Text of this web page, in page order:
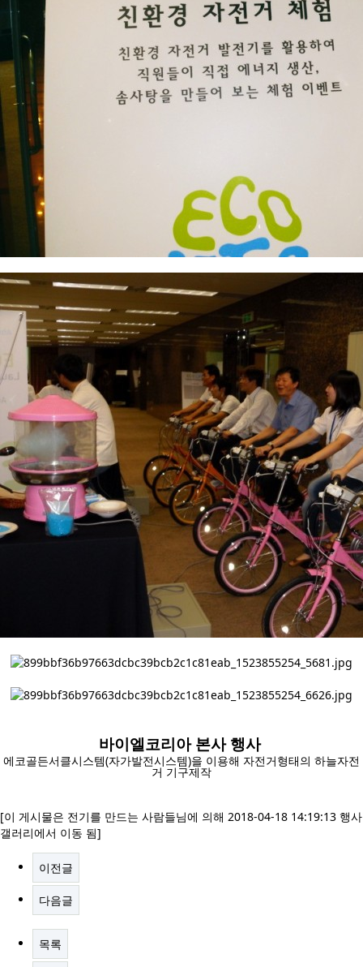
바이엘코리아 본사 행사
에코골든서클시스템(자가발전시스템)을 이용해 자전거형태의 하늘자전
거 기구제작
[이 게시물은 전기를 만드는 사람들님에 의해 2018-04-18 14:19:13 행사
갤러리에서 이동 됨]
이전글
다음글
목록